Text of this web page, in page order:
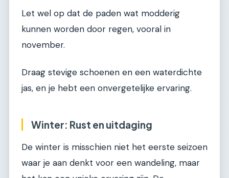
Let wel op dat de paden wat modderig
kunnen worden door regen, vooral in
november.
Draag stevige schoenen en een waterdichte
jas, en je hebt een onvergetelijke ervaring.
Winter: Rust en uitdaging
De winter is misschien niet het eerste seizoen
waar je aan denkt voor een wandeling, maar